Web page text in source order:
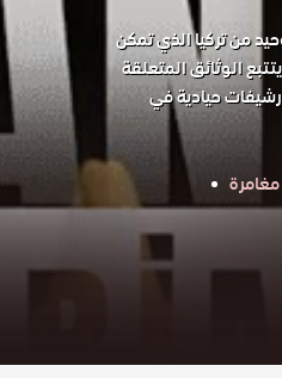
من تركيا الذي تمكن
الوثائق المتعلقة
حيادية في
مغامرة